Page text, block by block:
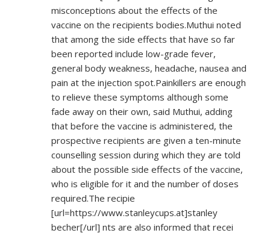
misconceptions about the effects of the
vaccine on the recipients bodies.Muthui noted
that among the side effects that have so far
been reported include low-grade fever,
general body weakness, headache, nausea and
pain at the injection spot.Painkillers are enough
to relieve these symptoms although some
fade away on their own, said Muthui, adding
that before the vaccine is administered, the
prospective recipients are given a ten-minute
counselling session during which they are told
about the possible side effects of the vaccine,
who is eligible for it and the number of doses
required.The recipie
[url=https://www.stanleycups.at]stanley
becher[/url] nts are also informed that recei